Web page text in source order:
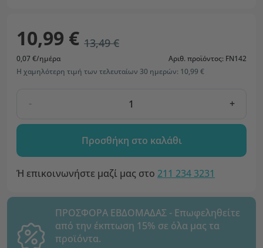
10,99 € 13,49 €
0,07 €/ημέρα
Αριθ. προϊόντος: FN142
Η χαμηλότερη τιμή των τελευταίων 30 ημερών: 10,99 €
- +
Προσθήκη στο καλάθι
Ή επικοινωνήστε μαζί μας στο 211 234 3231
ΠΡΟΣΦΟΡΑ ΕΒΔΟΜΑΔΑΣ - Επωφεληθείτε
από την έκπτωση 15% σε όλα μας τα
προϊόντα.